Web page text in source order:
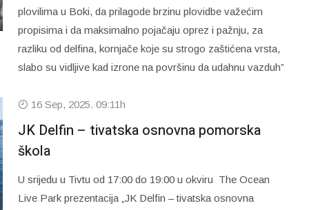
plovilima u Boki, da prilagode brzinu plovidbe važećim
propisima i da maksimalno pojačaju oprez i pažnju, za
razliku od delfina, kornjače koje su strogo zaštićena vrsta,
slabo su vidljive kad izrone na površinu da udahnu vazduh”
16 Sep, 2025. 09:11h
JK Delfin – tivatska osnovna pomorska
škola
U srijedu u Tivtu od 17:00 do 19:00 u okviru The Ocean
Live Park prezentacija „JK Delfin – tivatska osnovna